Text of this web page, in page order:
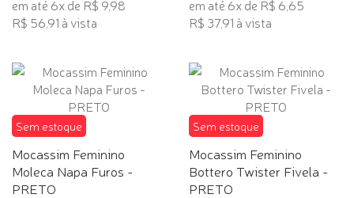
em até 6x de R$ 9,98
R$ 56,91 à vista
em até 6x de R$ 6,65
R$ 37,91 à vista
Sem estoque
Mocassim Feminino
Moleca Napa Furos -
PRETO
Sem estoque
Mocassim Feminino
Bottero Twister Fivela -
PRETO